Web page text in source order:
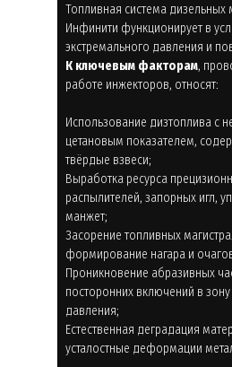
Топливная система
Инфинити функционирует в
экстремального давления и
К ключевым факторам,
работе инжекторов, относят:
Использование дизтоплива с
цетановым показателем,
твёрдые взвеси;
Выработка ресурса
распылителей, запорных игл,
манжет;
Засорение топливных
формирование нагара и
Проникновение абразивных
посторонних включений в
давления;
Естественная деградация
усталостные деформации